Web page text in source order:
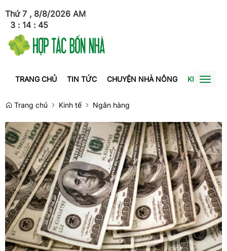
Thứ 7 , 8/8/2026
3 : 14 : 46
AM
TRANG CHỦ TIN TỨC CHUYỆN NHÀ NÔNG KINH TẾToggle
Trang chủ
Kinh tế Ngân hàng